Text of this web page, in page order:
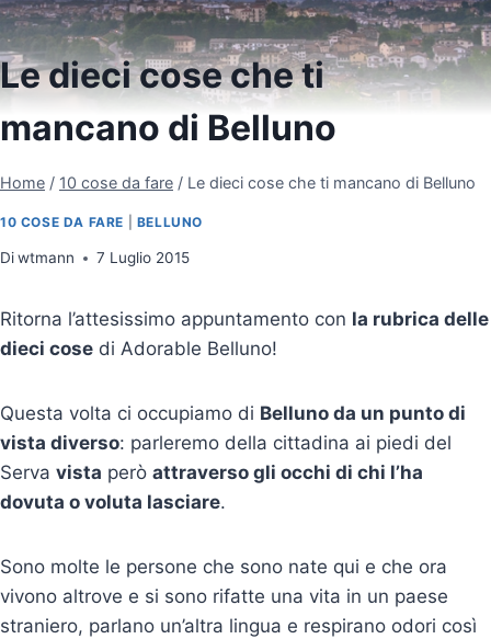
Le dieci cose che ti
mancano di Belluno
Home / 10 cose da fare / Le dieci cose che ti mancano di Belluno
10 COSE DA FARE BELLUNO
Diwtmann 7 Luglio 2015
Ritorna l’attesissimo appuntamento con la rubrica delle
dieci cose di Adorable Belluno!
Questa volta ci occupiamo di Belluno da un punto di
vista diverso: parleremo della cittadina ai piedi del
Serva vista però attraverso gli occhi di chi l’ha
dovuta o voluta lasciare.
Sono molte le persone che sono nate qui e che ora
vivono altrove e si sono rifatte una vita in un paese
straniero, parlano un’altra lingua e respirano odori così